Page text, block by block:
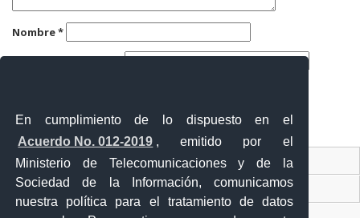
En cumplimiento de lo dispuesto en el
Acuerdo No. 012-2019 , emitido por el
Ministerio de Telecomunicaciones y de la
Sociedad de la Información, comunicamos
nuestra política para el tratamiento de datos
Nombre*
Correo electrónico*
Contacto Ciudadano
Ventanilla Única de Comercio Exterior